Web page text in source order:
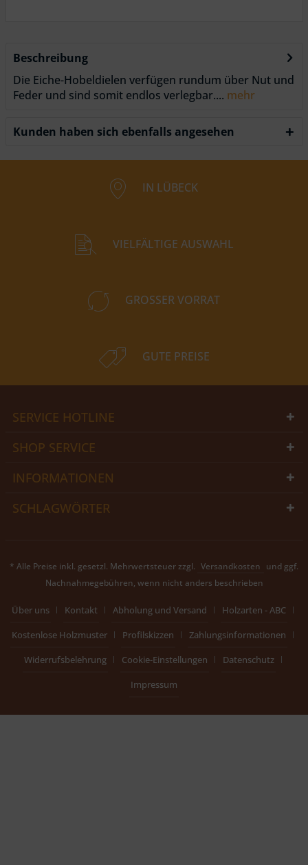
Beschreibung
Die Eiche-Hobeldielen verfügen rundum über Nut und
Feder und sind somit endlos verlegbar.... mehr
Kunden haben sich ebenfalls angesehen
IN LÜBECK
VIELFÄLTIGE AUSWAHL
GROSSER VORRAT
GUTE PREISE
SERVICE HOTLINE
SHOP SERVICE
INFORMATIONEN
SCHLAGWÖRTER
* Alle Preise inkl. gesetzl. Mehrwertsteuer zzgl. Versandkosten und ggf.
Nachnahmegebühren, wenn nicht anders beschrieben
Über uns Kontakt Abholung und Versand
Holzarten - ABC
Kostenlose Holzmuster
Profilskizzen
Zahlungsinformationen
Widerrufsbelehrung
Cookie-Einstellungen
Datenschutz
Impressum